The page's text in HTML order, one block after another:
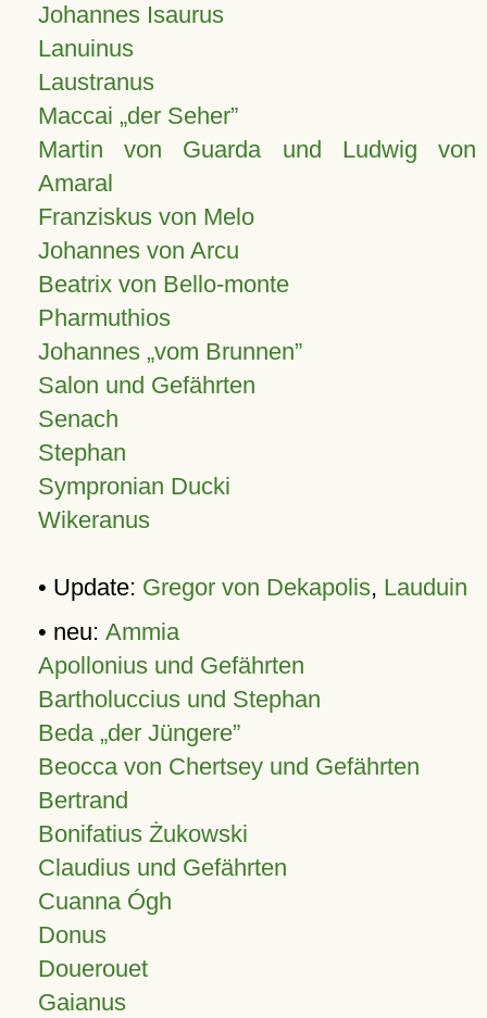
Johannes Isaurus
Lanuinus
Laustranus
Maccai „der Seher”
Martin von Guarda und Ludwig von
Amaral
Franziskus von Melo
Johannes von Arcu
Beatrix von Bello-monte
Pharmuthios
Johannes vom Brunnen
Salon und Gefährten
Senach
Stephan
Sympronian Ducki
Wikeranus
• Update: Gregor von Dekapolis, Lauduin
• neu: Ammia
Apollonius und Gefährten
Bartholuccius und Stephan
Beda „der Jüngere”
Beocca von Chertsey und Gefährten
Bertrand
Bonifatius Żukowski
Claudius und Gefährten
Cuanna Ógh
Donus
Douerouet
Gaianus